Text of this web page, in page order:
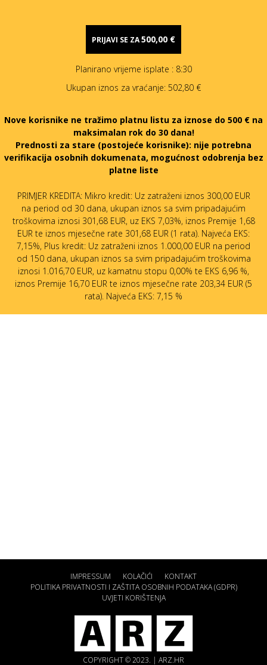
PRIJAVI SE ZA500,00 €
Planirano vrijeme isplate : 8:30
Ukupan iznos za vraćanje: 502,80 €
Nove korisnike ne tražimo platnu listu za iznose do 500 € na
maksimalan rok do 30 dana!
Prednosti za stare (postojeće korisnike): nije potrebna
verifikacija osobnih dokumenata, mogućnost odobrenja bez
platne liste
PRIMJER KREDITA: Mikro kredit: Uz zatraženi iznos 300,00 EUR
na period od 30 dana, ukupan iznos sa svim pripadajućim
troškovima iznosi 301,68 EUR, uz EKS 7,03%, iznos Premije 1,68
EUR te iznos mjesečne rate 301,68 EUR (1 rata). Najveća EKS:
7,15%, Plus kredit: Uz zatraženi iznos 1.000,00 EUR na period
od 150 dana, ukupan iznos sa svim pripadajućim troškovima
iznosi 1.016,70 EUR, uz kamatnu stopu 0,00% te EKS 6,96 %,
iznos Premije 16,70 EUR te iznos mjesečne rate 203,34 EUR (5
rata). Najveća EKS: 7,15 %
IMPRESSUM KOLAČIĆI
KONTAKT
POLITIKA PRIVATNOSTI I ZAŠTITA OSOBNIH PODATAKA (GDPR)
UVJETI KORIŠTENJA
COPYRIGHT © 2023. | ARZ.HR